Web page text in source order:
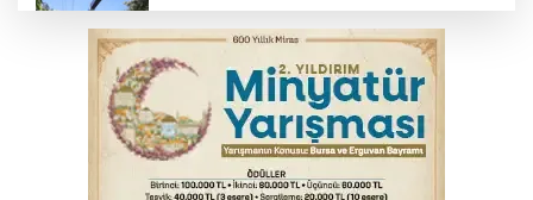
korunuyor
Bursa'da akıma kapılan mühendis ağır
yaralandı